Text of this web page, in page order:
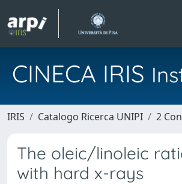
CINECA IRIS
IRIS Catalogo Ricerca UNIPI 2
The oleic/linoleic
with hard x-rays